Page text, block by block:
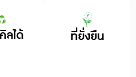
ลได้ ที่ยั่งยืน